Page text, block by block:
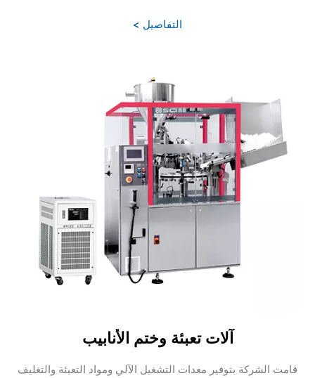
التفاصيل >
آلات تعبئة وختم الأنابيب
قامت الشركة بتوفير معدات التشغيل الآلي ومواد التعبئة والتغليف